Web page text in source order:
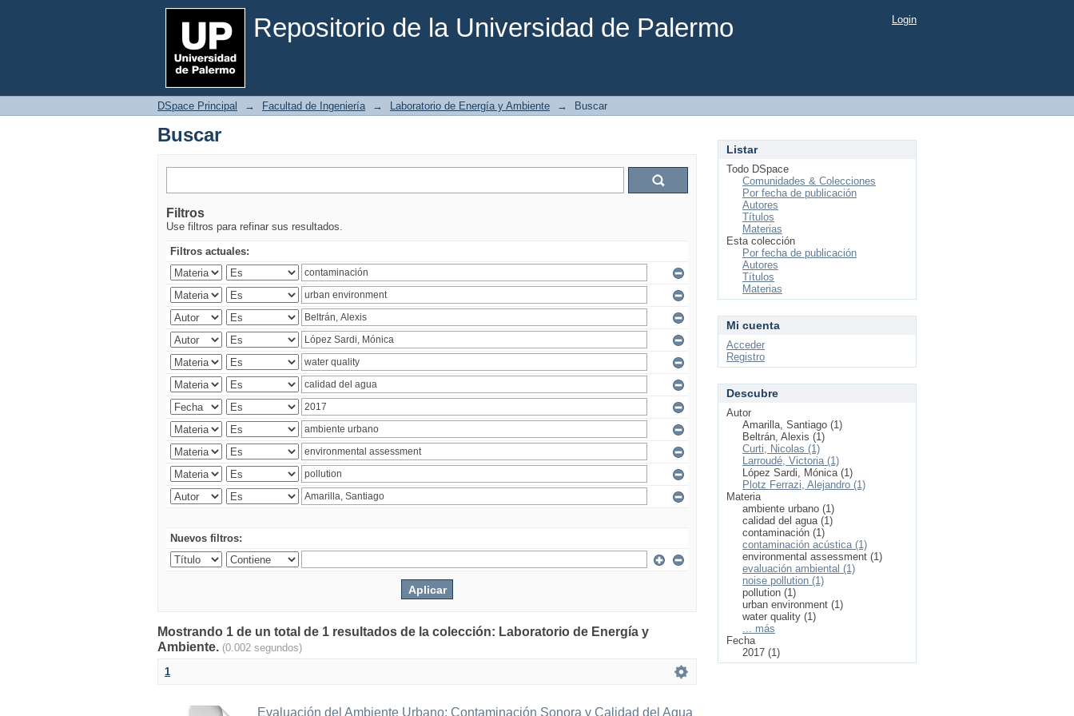
Repositorio de la Universidad de Palermo
Buscar Login
DSpace Principal → Facultad de Ingeniería → Laboratorio de Energía y Ambiente → Buscar
Buscar
Filtros
Use filtros para refinar sus resultados.
Filtros actuales:
Nuevos filtros:
Mostrando 1 de un total de 1 resultados de la colección: Laboratorio de Energía y
Ambiente. (0.002 segundos)
1
Evaluación del Ambiente Urbano: Contaminación Sonora y Calidad del Agua
Listar
Todo DSpace
Comunidades & Colecciones
Por fecha de publicación
Autores
Títulos
Materias
Esta colección
Por fecha de publicación
Autores
Títulos
Materias
Mi cuenta
Acceder
Registro
Descubre
Autor
Amarilla, Santiago (1)
Beltrán, Alexis (1)
Curti, Nicolas (1)
Larroudé, Victoria (1)
López Sardi, Mónica (1)
Plotz Ferrazi, Alejandro (1)
Materia
ambiente urbano (1)
calidad del agua (1)
contaminación (1)
contaminación acústica (1)
environmental assessment (1)
evaluación ambiental (1)
noise pollution (1)
pollution (1)
urban environment (1)
water quality (1)
... más
Fecha
2017 (1)